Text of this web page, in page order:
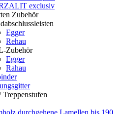
exclusiv
Zubehör
Egger
Rehau
Zubehör
Egger
Rahau